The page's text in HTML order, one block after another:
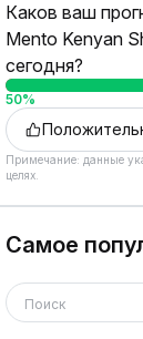
Каков ваш
Mento Kenyan
сегодня?
50%
Примечание: данные
целях.
Самое
Поиск